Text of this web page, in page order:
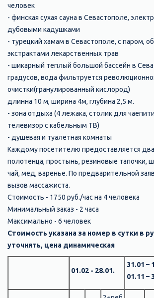
человек
- финская сухая сауна в Севастополе,
дубовыми кадушками
- турецкий хамам в Севастополе, с паром,
экстрактами лекарственных трав
- шикарный теплый большой бассейн в
градусов, вода фильтруется
очистки(гранулированный кислород)
длинна 10 м, ширина 4м, глубина 2,5 м.
- зона отдыха (4 лежака, столик для
телевизор с кабельным ТВ)
- душевая и туалетная комнаты
Каждому посетителю предоставляется
полотенца, простынь, резиновые тапочки,
чай, мед, варенье. По предварительной
вызов массажиста.
Стоимость - 1750 руб./час на 4 человека
Минимальный заказ - 2 часа
Максимально - 6 человек
Стоимость указана за номер в сутки в
уточнять, цена динамическая
01.02 - 28.01.
31.01 –
01.11 –